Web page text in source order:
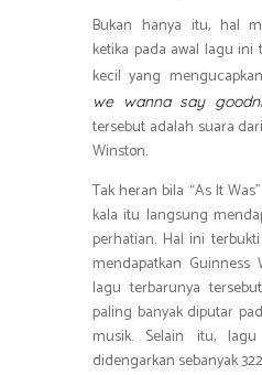
Bukan hanya itu, hal
ketika pada awal lagu
kecil yang mengucapkan
we wanna say
tersebut adalah suara
Winston.
Tak heran bila “As It
kala itu langsung
perhatian. Hal ini
mendapatkan Guinness
lagu terbarunya
paling banyak diputar
musik. Selain itu,
didengarkan sebanyak